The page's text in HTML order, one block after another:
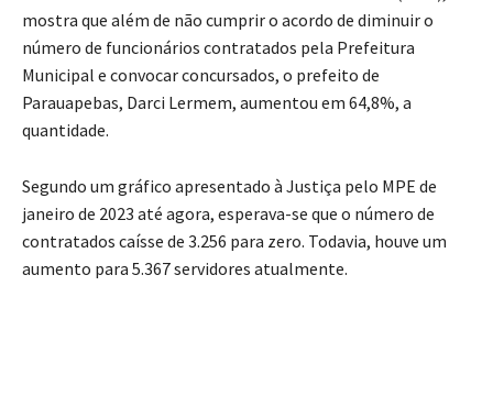
mostra que além de não cumprir o acordo de diminuir o
número de funcionários contratados pela Prefeitura
Municipal e convocar concursados, o prefeito de
Parauapebas, Darci Lermem, aumentou em 64,8%, a
quantidade.
Segundo um gráfico apresentado à Justiça pelo MPE de
janeiro de 2023 até agora, esperava-se que o número de
contratados caísse de 3.256 para zero. Todavia, houve um
aumento para 5.367 servidores atualmente.